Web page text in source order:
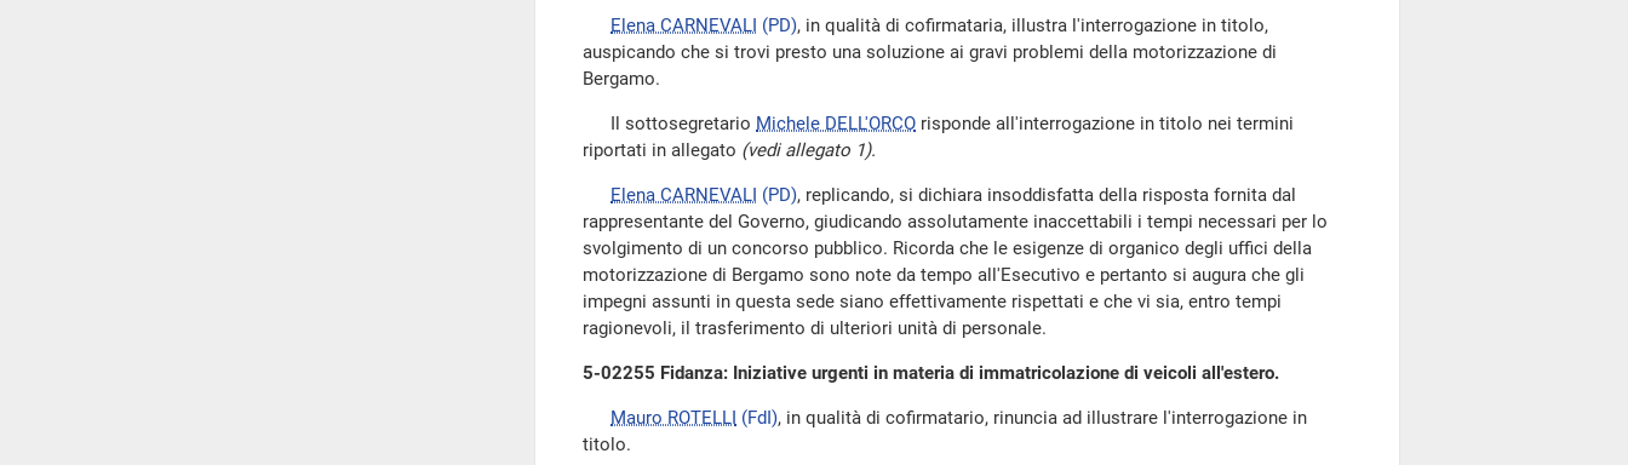
Elena CARNEVALI (PD), in qualità di cofirmataria, illustra l'interrogazione in titolo,
auspicando che si trovi presto una soluzione ai gravi problemi della motorizzazione di
Bergamo.
Il sottosegretario Michele DELL'ORCO risponde all'interrogazione in titolo nei termini
riportati in allegato (vedi allegato 1).
Elena CARNEVALI (PD), replicando, si dichiara insoddisfatta della risposta fornita dal
rappresentante del Governo, giudicando assolutamente inaccettabili i tempi necessari per lo
svolgimento di un concorso pubblico. Ricorda che le esigenze di organico degli uffici della
motorizzazione di Bergamo sono note da tempo all'Esecutivo e pertanto si augura che gli
impegni assunti in questa sede siano effettivamente rispettati e che vi sia, entro tempi
ragionevoli, il trasferimento di ulteriori unità di personale.
5-02255 Fidanza: Iniziative urgenti in materia di immatricolazione di veicoli all'estero.
Mauro ROTELLI (FdI), in qualità di cofirmatario, rinuncia ad illustrare l'interrogazione in
titolo.